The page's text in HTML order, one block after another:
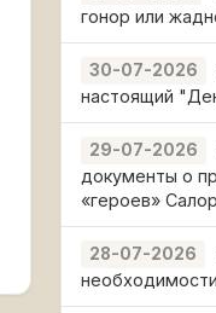
гонор или
30-07-2026
настоящий
29-07-2026
документы о
«героев»
28-07-2026
необходимости